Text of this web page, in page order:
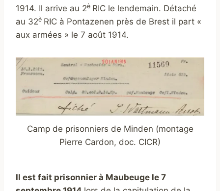
1914. Il arrive au 2è RIC le lendemain. Détaché
au 32è RIC à Pontazenen près de Brest il part «
aux armées » le 7 août 1914.
Camp de prisonniers de Minden (montage
Pierre Cardon, doc. CICR)
Il est fait prisonnier à Maubeuge le 7